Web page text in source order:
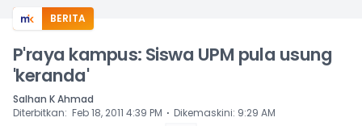
BERITA
P'raya kampus: Siswa UPM pula usung
'keranda'
Salhan K Ahmad
Diterbitkan: Feb 18, 2011 4:39 PM ⋅ Dikemaskini: 9:29 AM